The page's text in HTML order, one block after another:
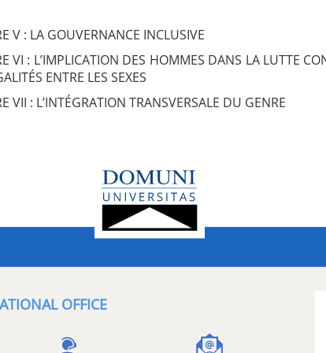
V : LA GOUVERNANCE INCLUSIVE
VI : L’IMPLICATION DES HOMMES DANS LA LUTTE
ENTRE LES SEXES
VII : L’INTÉGRATION TRANSVERSALE DU GENRE
OFFICE